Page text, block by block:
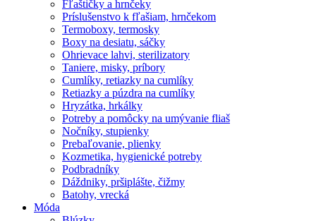
Fľaštičky a hrnčeky
Príslušenstvo k fľašiam, hrnčekom
Termoboxy, termosky
Boxy na desiatu, sáčky
Ohrievace lahvi, sterilizatory
Taniere, misky, príbory
Cumlíky, retiazky na cumlíky
Retiazky a púzdra na cumlíky
Hryzátka, hrkálky
Potreby a pomôcky na umývanie fliaš
Nočníky, stupienky
Prebaľovanie, plienky
Kozmetika, hygienické potreby
Podbradníky
Dáždniky, pršiplášte, čižmy
Batohy, vrecká
Móda